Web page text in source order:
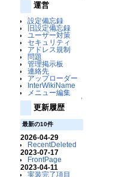
運営
設定備忘録
旧設定備忘録
ユーザー対策
セキュリティ
アドレス規制
問題
管理掲示板
連絡先
アップローダー
InterWikiName
メニュー編集
↑
更新履歴
最新の10件
2026-04-29
RecentDeleted
2023-07-17
FrontPage
2023-04-11
実装完了項目